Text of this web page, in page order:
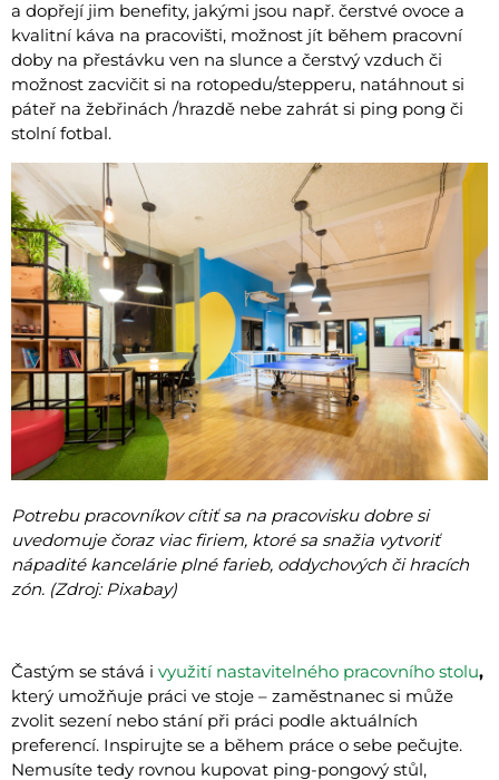
a dopřejí jim benefity, jakými jsou např. čerstvé ovoce a
kvalitní káva na pracovišti, možnost jít během pracovní
doby na přestávku ven na slunce a čerstvý vzduch či
možnost zacvičit si na rotopedu/stepperu, natáhnout si
páteř na žebřinách /hrazdě nebe zahrát si ping pong či
stolní fotbal.
Potrebu pracovníkov cítiť sa na pracovisku dobre si
uvedomuje čoraz viac firiem, ktoré sa snažia vytvoriť
nápadité kancelárie plné farieb, oddychových či hracích
zón. (Zdroj: Pixabay)
Častým se stává i využití nastavitelného pracovního stolu,
který umožňuje práci ve stoje – zaměstnanec si může
zvolit sezení nebo stání při práci podle aktuálních
preferencí. Inspirujte se a během práce o sebe pečujte.
Nemusíte tedy rovnou kupovat ping-pongový stůl,